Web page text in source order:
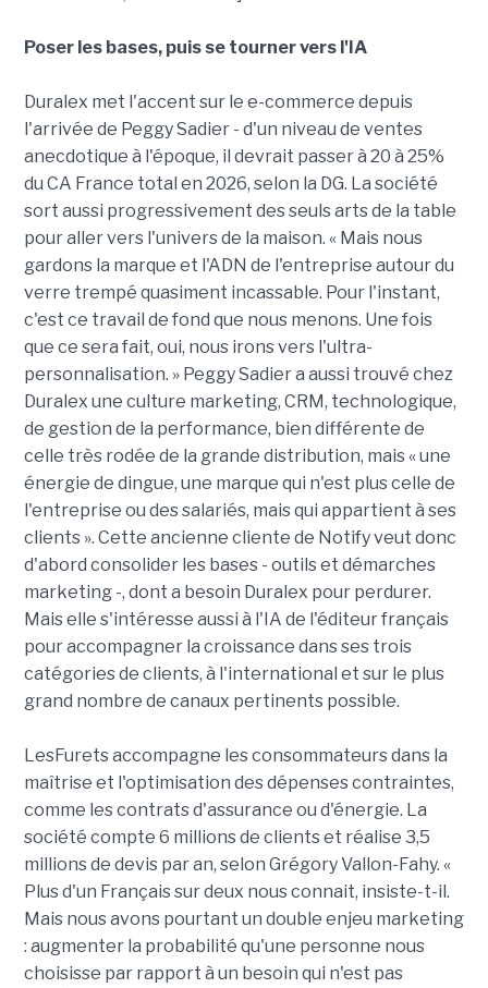
Poser les bases, puis se tourner vers l'IA
Duralex met l'accent sur le e-commerce depuis
l'arrivée de Peggy Sadier - d'un niveau de ventes
anecdotique à l'époque, il devrait passer à 20 à 25%
du CA France total en 2026, selon la DG. La société
sort aussi progressivement des seuls arts de la table
pour aller vers l'univers de la maison. « Mais nous
gardons la marque et l'ADN de l'entreprise autour du
verre trempé quasiment incassable. Pour l'instant,
c'est ce travail de fond que nous menons. Une fois
que ce sera fait, oui, nous irons vers l'ultra-
personnalisation. » Peggy Sadier a aussi trouvé chez
Duralex une culture marketing, CRM, technologique,
de gestion de la performance, bien différente de
celle très rodée de la grande distribution, mais « une
énergie de dingue, une marque qui n'est plus celle de
l'entreprise ou des salariés, mais qui appartient à ses
clients ». Cette ancienne cliente de Notify veut donc
d'abord consolider les bases - outils et démarches
marketing -, dont a besoin Duralex pour perdurer.
Mais elle s'intéresse aussi à l'IA de l'éditeur français
pour accompagner la croissance dans ses trois
catégories de clients, à l'international et sur le plus
grand nombre de canaux pertinents possible.
LesFurets accompagne les consommateurs dans la
maîtrise et l'optimisation des dépenses contraintes,
comme les contrats d'assurance ou d'énergie. La
société compte 6 millions de clients et réalise 3,5
millions de devis par an, selon Grégory Vallon-Fahy. «
Plus d'un Français sur deux nous connait, insiste-t-il.
Mais nous avons pourtant un double enjeu marketing
: augmenter la probabilité qu'une personne nous
choisisse par rapport à un besoin qui n'est pas